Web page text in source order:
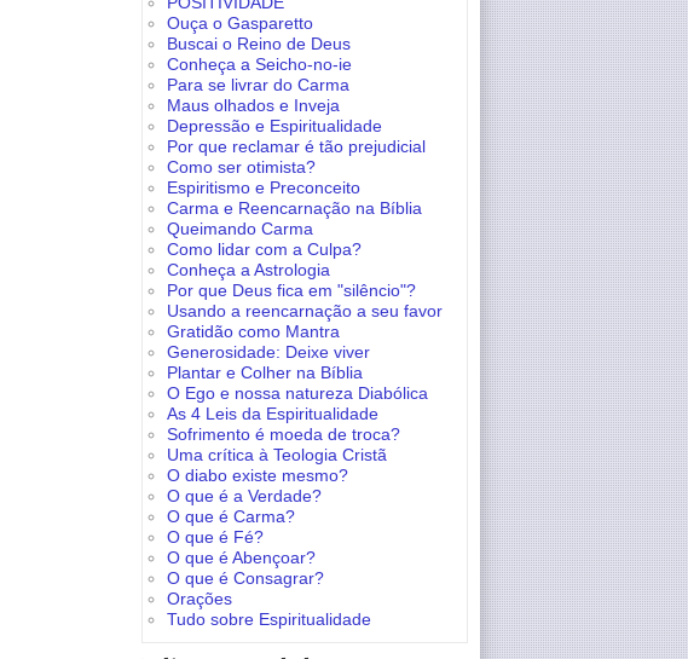
Ouça o Gasparetto
Buscai o Reino de Deus
Conheça a Seicho-no-ie
Para se livrar do Carma
Maus olhados e Inveja
Depressão e Espiritualidade
Por que reclamar é tão prejudicial
Como ser otimista?
Espiritismo e Preconceito
Carma e Reencarnação na Bíblia
Queimando Carma
Como lidar com a Culpa?
Conheça a Astrologia
Por que Deus fica em "silêncio"?
Usando a reencarnação a seu favor
Gratidão como Mantra
Generosidade: Deixe viver
Plantar e Colher na Bíblia
O Ego e nossa natureza Diabólica
As 4 Leis da Espiritualidade
Sofrimento é moeda de troca?
Uma crítica à Teologia Cristã
O diabo existe mesmo?
O que é a Verdade?
O que é Carma?
O que é Fé?
O que é Abençoar?
O que é Consagrar?
Orações
Tudo sobre Espiritualidade